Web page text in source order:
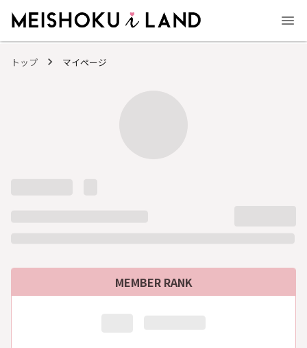
トップ マイページ
MEMBER RANK